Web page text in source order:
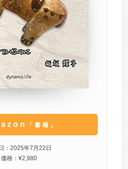
「書籍」
：2025年7月22日
価格：¥2,980